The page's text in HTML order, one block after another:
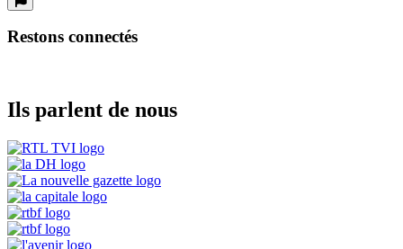
Restons connectés
Ils parlent de nous